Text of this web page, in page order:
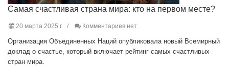
Самая счастливая страна мира: кто на первом месте?
20 марта 2025 г. Комментариев нет
Организация Объединенных Наций опубликовала новый Всемирный
доклад о счастье, который включает рейтинг самых счастливых
стран мира.